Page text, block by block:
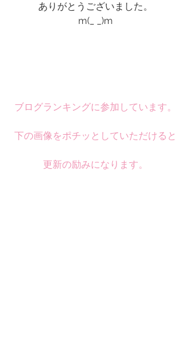
ありがとうございました。
m(_ _)m
ブログランキングに参加しています。
下の画像をポチッとしていただけると
更新の励みになります。